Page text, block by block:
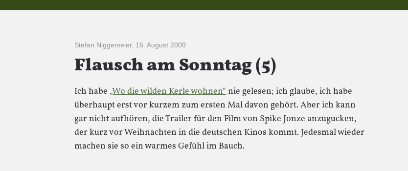
Stefan Niggemeier, 16. August 2009
Flausch am Sonntag (5)
Ich habe „Wo die wilden Kerle wohnen“nie gelesen; ich glaube, ich habe
überhaupt erst vor kurzem zum ersten Mal davon gehört. Aber ich kann
gar nicht aufhören, die Trailer für den Film von Spike Jonze anzugucken,
der kurz vor Weihnachten in die deutschen Kinos kommt. Jedesmal wieder
machen sie so ein warmes Gefühl im Bauch.